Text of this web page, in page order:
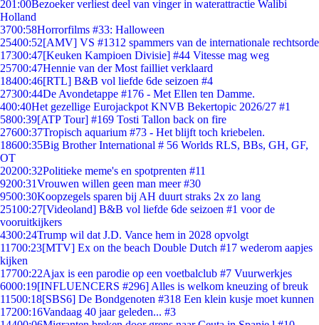
201:00Bezoeker verliest deel van vinger in waterattractie Walibi
Holland
3700:58Horrorfilms #33: Halloween
25400:52[AMV] VS #1312 spammers van de internationale rechtsorde
17300:47[Keuken Kampioen Divisie] #44 Vitesse mag weg
25700:47Hennie van der Most failliet verklaard
18400:46[RTL] B&B vol liefde 6de seizoen #4
27300:44De Avondetappe #176 - Met Ellen ten Damme.
400:40Het gezellige Eurojackpot KNVB Bekertopic 2026/27 #1
5800:39[ATP Tour] #169 Tosti Tallon back on fire
27600:37Tropisch aquarium #73 - Het blijft toch kriebelen.
18600:35Big Brother International # 56 Worlds RLS, BBs, GH, GF,
OT
20200:32Politieke meme's en spotprenten #11
9200:31Vrouwen willen geen man meer #30
9500:30Koopzegels sparen bij AH duurt straks 2x zo lang
25100:27[Videoland] B&B vol liefde 6de seizoen #1 voor de
vooruitkijkers
4300:24Trump wil dat J.D. Vance hem in 2028 opvolgt
11700:23[MTV] Ex on the beach Double Dutch #17 wederom aapjes
kijken
17700:22Ajax is een parodie op een voetbalclub #7 Vuurwerkjes
6000:19[INFLUENCERS #296] Alles is welkom kneuzing of breuk
11500:18[SBS6] De Bondgenoten #318 Een klein kusje moet kunnen
17200:16Vandaag 40 jaar geleden... #3